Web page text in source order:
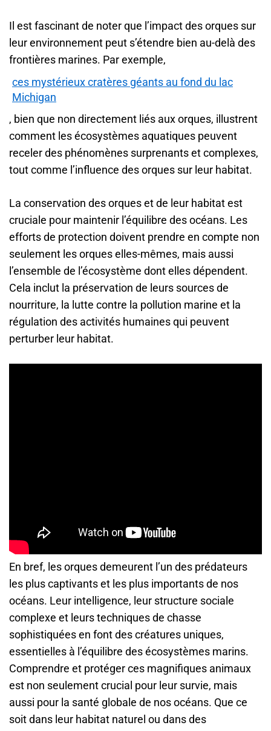
Il est fascinant de noter que l’impact des orques sur
leur environnement peut s’étendre bien au-delà des
frontières marines. Par exemple,
ces mystérieux cratères géants au fond du lac
Michigan
, bien que non directement liés aux orques, illustrent
comment les écosystèmes aquatiques peuvent
receler des phénomènes surprenants et complexes,
tout comme l’influence des orques sur leur habitat.
La conservation des orques et de leur habitat est
cruciale pour maintenir l’équilibre des océans. Les
efforts de protection doivent prendre en compte non
seulement les orques elles-mêmes, mais aussi
l’ensemble de l’écosystème dont elles dépendent.
Cela inclut la préservation de leurs sources de
nourriture, la lutte contre la pollution marine et la
régulation des activités humaines qui peuvent
perturber leur habitat.
En bref, les orques demeurent l’un des prédateurs
les plus captivants et les plus importants de nos
océans. Leur intelligence, leur structure sociale
complexe et leurs techniques de chasse
sophistiquées en font des créatures uniques,
essentielles à l’équilibre des écosystèmes marins.
Comprendre et protéger ces magnifiques animaux
est non seulement crucial pour leur survie, mais
aussi pour la santé globale de nos océans. Que ce
soit dans leur habitat naturel ou dans des